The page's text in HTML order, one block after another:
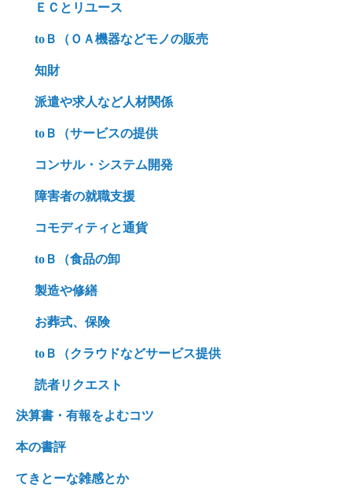
ＥＣとリユース
toＢ（ＯＡ機器などモノの販売
知財
派遣や求人など人材関係
toＢ（サービスの提供
コンサル・システム開発
障害者の就職支援
コモディティと通貨
toＢ（食品の卸
製造や修繕
お葬式、保険
toＢ（クラウドなどサービス提供
読者リクエスト
決算書・有報をよむコツ
本の書評
てきとーな雑感とか